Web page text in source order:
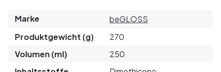
Marke
beGLOSS
Produktgewicht (g)
270
Volumen (ml)
250